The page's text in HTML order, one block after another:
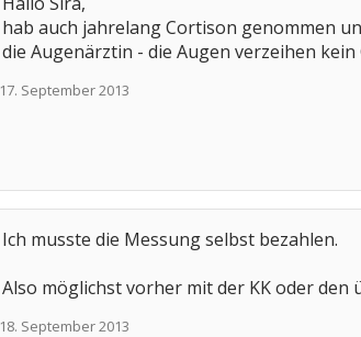
hab auch jahrelang Cortison genommen
die Augenärztin - die Augen verzeihen
17. September 2013
Ich musste die Messung selbst bezahlen.
Also möglichst vorher mit der KK oder den
18. September 2013